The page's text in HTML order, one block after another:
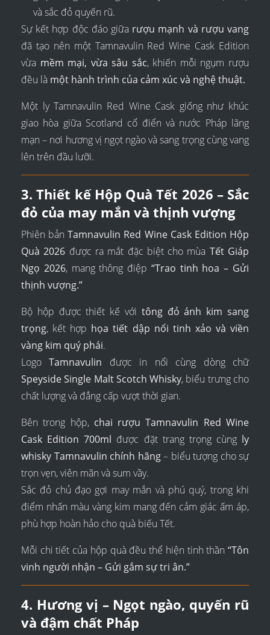
và sắc đỏ quyến rũ.
Sự kết hợp độc đáo giữa rượu mạnh và rượu vang
đã tạo nên một Tamnavulin Red Wine Cask Edition
vừa mềm mại, vừa sâu sắc, khiến mỗi ngụm rượu
đều là một hành trình của cảm xúc và nghệ thuật.
Một ly Tamnavulin Red Wine Cask giống như khúc
giao hòa giữa Scotland cổ điển và nước Pháp lãng
mạn – nơi hương vị ngọt ngào và sang trọng cùng vang
lên trên đầu lưỡi.
3. Thiết kế Hộp Quà Tết 2026 – Sắc
đỏ của may mắn và thịnh vượng
Phiên bảnTamnavulin Red Wine Cask Edition Hộp
Quà 2026 được ra mắt đặc biệt cho mùa Tết Giáp
Ngọ 2026, mang thông điệp “Trao tinh hoa – Gửi
thịnh vượng.”
Bộ hộp được thiết kế với tông đỏ ánh kim sang
trọng, kết hợp họa tiết dập nổi tinh xảo và viền
vàng kim quý phái.
LogoTamnavulin được in nổi cùng dòng chữ
Speyside Single Malt Scotch Whisky, biểu trưng cho
chất lượng và đẳng cấp vượt thời gian.
Bên trong hộp, chai rượu Tamnavulin Red Wine
Cask Edition 700ml được đặt trang trọng cùng ly
whisky Tamnavulin chính hãng– biểu tượng cho sự
trọn vẹn, viên mãn và sum vầy.
Sắc đỏ chủ đạo gợi may mắn và phú quý, trong khi
điểm nhấn màu vàng kim mang đến cảm giác ấm áp,
phù hợp hoàn hảo cho quà biếu Tết.
Mỗi chi tiết của hộp quà đều thể hiện tinh thần “Tôn
vinh người nhận – Gửi gắm sự tri ân.”
4. Hương vị – Ngọt ngào, quyến rũ
và đậm chất Pháp